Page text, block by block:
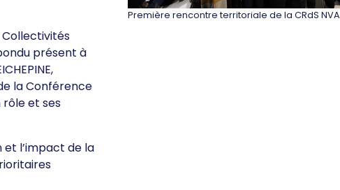
Collectivités
présent à
la Conférence
rôle et ses
et l’impact de la
Première rencontre territoriale de la CRdS NVA